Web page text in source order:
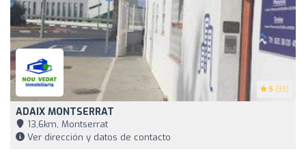
5 (33)
ADAIX MONTSERRAT
13,6km, Montserrat
Ver dirección y datos de contacto